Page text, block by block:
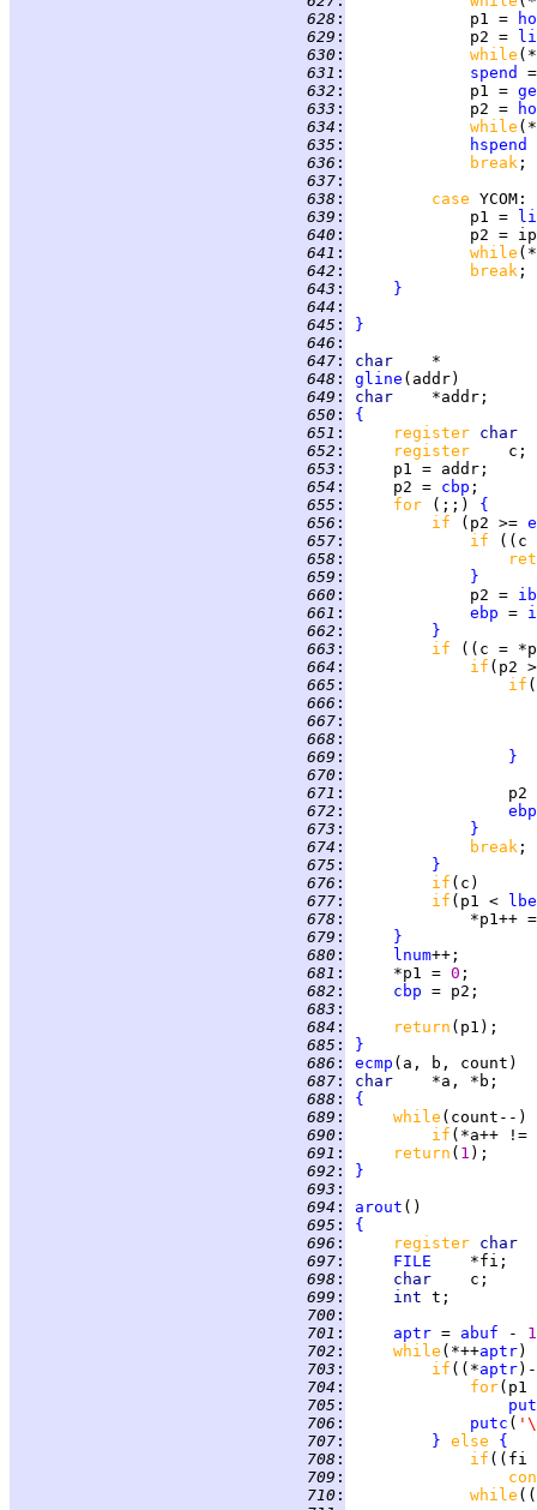
628 :
             p1 =
629 :
             p2 =
630 :
while
631 : spend
632 :
             p1 =
633 :
             p2 =
634 :
while
635 : hspend
636 : break
637 :
638 : case YCOM
639 :
             p1 =
640 :
641 :
while
642 : break
643 :
}
644 :
645 :
}
646 :
647 : char
648 : gline
649 : char
650 :
{
651 : register
652 : register
653 :
654 :
     p2 =
cbp
655 : for (;;) {
656 : if (p2 >=
657 : if
((c
658 :
659 :
}
660 :
             p2 =
661 : ebp =
662 :
}
663 : if
((c =
664 : if (p2
665 : if
666 :
667 :
668 :
669 :
}
670 :
671 :
672 :
ebp
673 :
}
674 : break
675 :
}
676 : if
677 : if (p1 <
678 :
679 :
}
680 : lnum
681 :
     *p1 =
0
682 : cbp
683 :
684 : return
685 :
}
686 : ecmp
687 : char
688 :
{
689 : while
690 : if (*a++
691 : return ( 1
692 :
}
693 :
694 : arout
695 :
{
696 : register
697 : FILE
698 : char
699 : int
700 :
701 : aptr = abuf - 1
702 : while (*++aptr)
703 : if ((*aptr)-
704 : for(p1
705 :
706 : putc (
707 : } else {
708 : if ((fi
709 :
710 : while